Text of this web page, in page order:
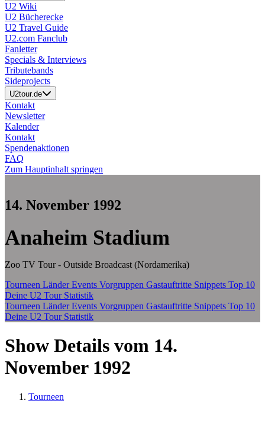
U2 Wiki
U2 Bücherecke
U2 Travel Guide
U2.com Fanclub
Fanletter
Specials & Interviews
Tributebands
Sideprojects
U2tour.de
Kontakt
Newsletter
Kalender
Kontakt
Spendenaktionen
FAQ
Zum Hauptinhalt springen
14. November 1992
Anaheim Stadium
Zoo TV Tour - Outside Broadcast (Nordamerika)
Tourneen LänderEvents Vorgruppen Gastauftritte Snippets Top 10
Deine U2 Tour Statistik
Tourneen LänderEvents Vorgruppen Gastauftritte Snippets Top 10
Deine U2 Tour Statistik
Show Details vom 14.
November 1992
Tourneen